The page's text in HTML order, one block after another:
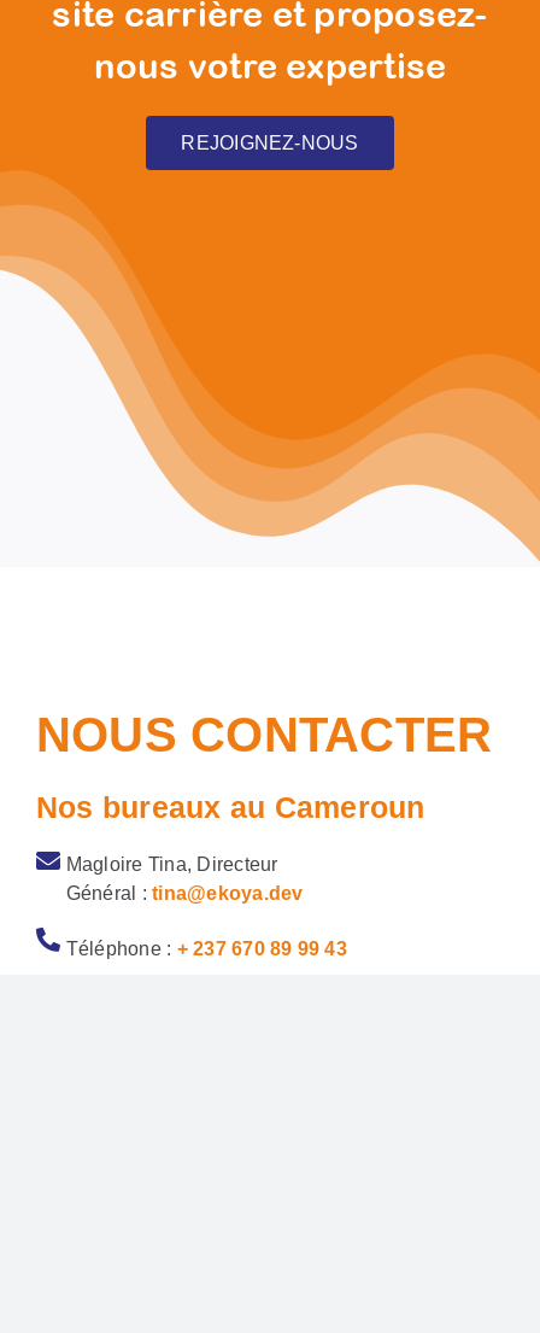
site carrière et proposez-
nous votre expertise
REJOIGNEZ-NOUS
NOUS CONTACTER
Nos bureaux au Cameroun
Magloire Tina, Directeur
Général :tina@ekoya.dev
Téléphone : + 237 670 89 99 43